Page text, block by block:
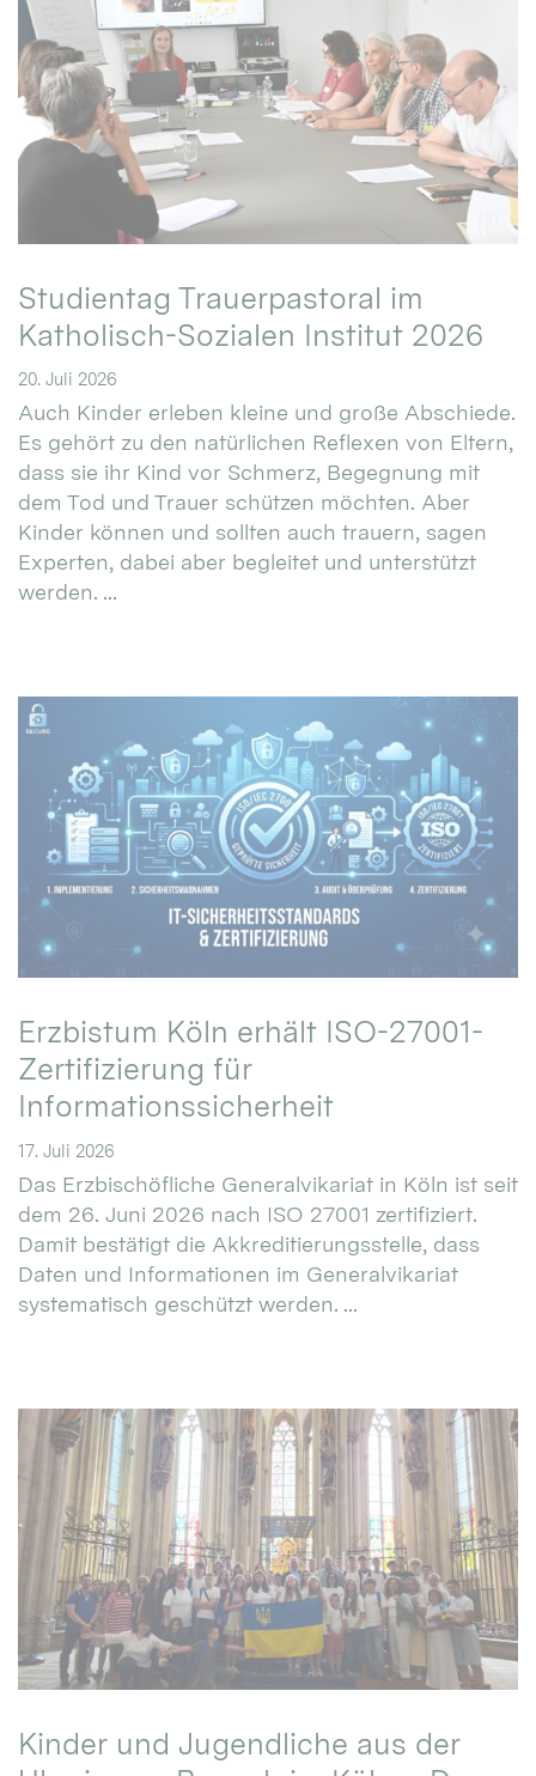
Studientag Trauerpastoral im
Katholisch-Sozialen Institut 2026
20. Juli 2026
Auch Kinder erleben kleine und große Abschiede.
Es gehört zu den natürlichen Reflexen von Eltern,
dass sie ihr Kind vor Schmerz, Begegnung mit
dem Tod und Trauer schützen möchten. Aber
Kinder können und sollten auch trauern, sagen
Experten, dabei aber begleitet und unterstützt
werden. ...
Erzbistum Köln erhält ISO-27001-
Zertifizierung für
Informationssicherheit
17. Juli 2026
Das Erzbischöfliche Generalvikariat in Köln ist seit
dem 26. Juni 2026 nach ISO 27001 zertifiziert.
Damit bestätigt die Akkreditierungsstelle, dass
Daten und Informationen im Generalvikariat
systematisch geschützt werden. ...
Kinder und Jugendliche aus der